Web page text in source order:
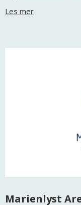
Les mer
Marienlyst